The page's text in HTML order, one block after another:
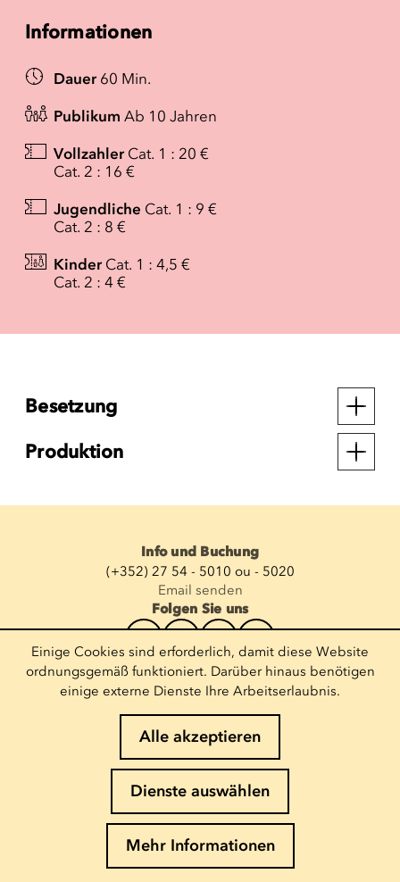
Informationen
Dauer 60 Min.
Publikum Ab 10 Jahren
Vollzahler Cat. 1 : 20 €
Cat. 2 : 16 €
Jugendliche Cat. 1 : 9 €
Cat. 2 : 8 €
Kinder Cat. 1 : 4,5 €
Cat. 2 : 4 €
Besetzung
Produktion
Info und Buchung
(+352) 27 54 - 5010 ou - 5020
Email senden
Folgen Sie uns
Newsletter abonnieren
E-Mail eingeben
Cookies-Richtlinie
Datenschutz
Einige Cookies sind erforderlich, damit diese Website
ordnungsgemäß funktioniert. Darüber hinaus benötigen
einige externe Dienste Ihre Arbeitserlaubnis.
Alle akzeptieren
Dienste auswählen
Mehr Informationen